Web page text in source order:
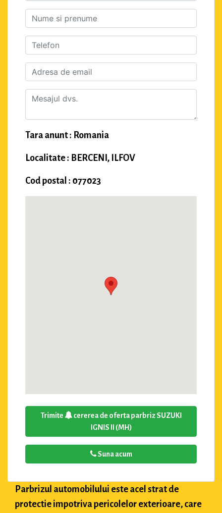
Tara anunt : Romania
Localitate : BERCENI, ILFOV
Cod postal : 077023
Trimite
cererea de oferta parbriz SUZUKI
IGNIS II (MH)
Suna acum
Parbrizul automobilului este acel strat de
protectie impotriva pericolelor exterioare, care